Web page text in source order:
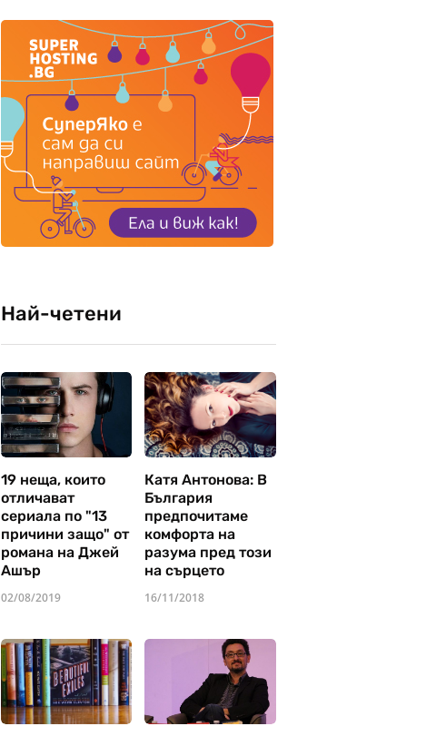
Най-четени
19 неща, които
отличават
сериала по "13
причини защо" от
романа на Джей
Ашър
02/08/2019
Катя Антонова: В
България
предпочитаме
комфорта на
разума пред този
на сърцето
16/11/2018